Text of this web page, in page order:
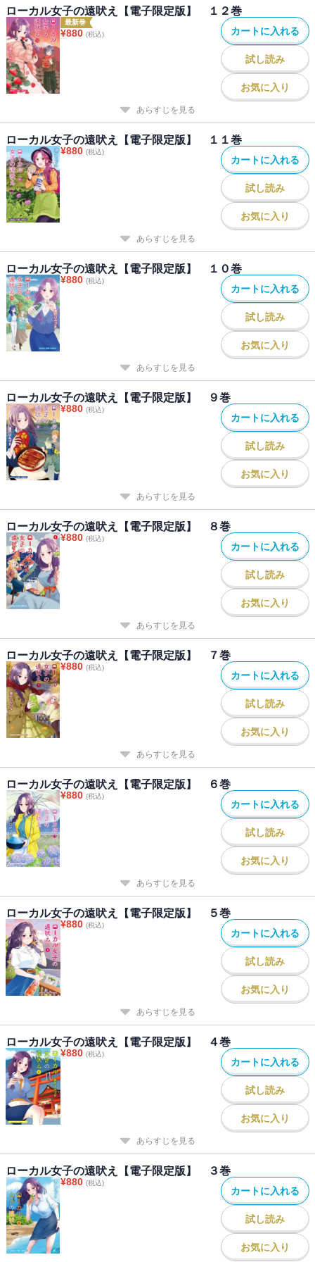
ローカル女子の遠吠え【電子限定版】 １２巻
最新巻
¥880 (税込) カートに入れる
試し読み
お気に入り
あらすじを見る
ローカル女子の遠吠え【電子限定版】 １１巻
¥880 (税込)
カートに入れる
試し読み
お気に入り
あらすじを見る
ローカル女子の遠吠え【電子限定版】 １０巻
¥880 (税込)
カートに入れる
試し読み
お気に入り
あらすじを見る
ローカル女子の遠吠え【電子限定版】 ９巻
¥880 (税込)
カートに入れる
試し読み
お気に入り
あらすじを見る
ローカル女子の遠吠え【電子限定版】 ８巻
¥880 (税込)
カートに入れる
試し読み
お気に入り
あらすじを見る
ローカル女子の遠吠え【電子限定版】 ７巻
¥880 (税込)
カートに入れる
試し読み
お気に入り
あらすじを見る
ローカル女子の遠吠え【電子限定版】 ６巻
¥880 (税込)
カートに入れる
試し読み
お気に入り
あらすじを見る
ローカル女子の遠吠え【電子限定版】 ５巻
¥880 (税込)
カートに入れる
試し読み
お気に入り
あらすじを見る
ローカル女子の遠吠え【電子限定版】 ４巻
¥880 (税込)
カートに入れる
試し読み
お気に入り
あらすじを見る
ローカル女子の遠吠え【電子限定版】 ３巻
¥880 (税込)
カートに入れる
試し読み
お気に入り